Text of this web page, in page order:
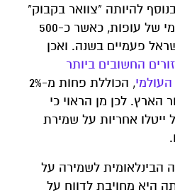
בנוסף להיותה "צוואר בקבוק"
חיוני בציר הנדידה העולמי של עופות, כאשר כ-500
פעמיים בשנה. ואכן
החשובים ביותר
העולמי
, הכוללת פחות מ-2%
לכן מן הראוי כי
ייטלו אחריות על שמירת
הבינלאומית לשמירה על
היא מחויבת לדווח על